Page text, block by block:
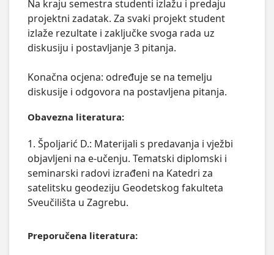
Na kraju semestra studenti izlažu i predaju
projektni zadatak. Za svaki projekt student
izlaže rezultate i zaključke svoga rada uz
diskusiju i postavljanje 3 pitanja.
Konačna ocjena: određuje se na temelju
diskusije i odgovora na postavljena pitanja.
Obavezna literatura:
1. Špoljarić D.: Materijali s predavanja i vježbi
objavljeni na e-učenju. Tematski diplomski i
seminarski radovi izrađeni na Katedri za
satelitsku geodeziju Geodetskog fakulteta
Sveučilišta u Zagrebu.
Preporučena literatura: